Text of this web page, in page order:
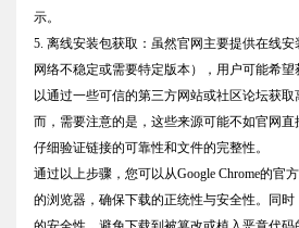
示。
5. 离线安装包获取：虽然官网主要提供在线
网络不稳定或需要特定版本），用户可能希
以通过一些可信的第三方网站或社区论坛获
而，需要注意的是，这些来源可能不如官网
仔细验证链接的可靠性和文件的完整性。
通过以上步骤，您可以从Google Chrome的官
的浏览器，确保下载的正统性与安全性。同